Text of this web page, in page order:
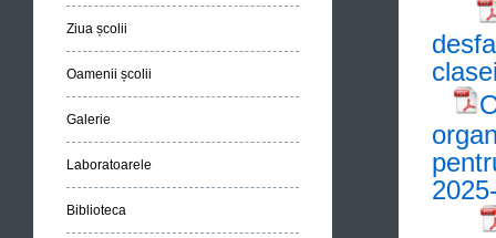
Ziua școlii
Oamenii școlii
Galerie
Laboratoarele
Biblioteca